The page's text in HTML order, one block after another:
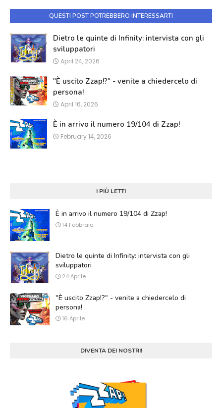
QUESTI POST POTREBBERO INTERESSARTI
Dietro le quinte di Infinity: intervista con gli
sviluppatori
April 24, 2026
"È uscito Zzap!?" - venite a chiedercelo di
persona!
April 16, 2026
È in arrivo il numero 19/104 di Zzap!
February 14, 2026
I PIÙ LETTI
È in arrivo il numero 19/104 di Zzap!
14 Febbraio
Dietro le quinte di Infinity: intervista con gli
sviluppatori
24 Aprile
"È uscito Zzap!?" - venite a chiedercelo di
persona!
16 Aprile
DIVENTA DEI NOSTRI!